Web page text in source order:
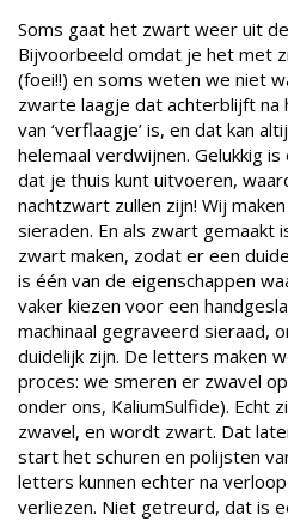
Soms gaat het zwart weer uit
Bijvoorbeeld omdat je het met
(foei!!) en soms weten we niet
zwarte laagje dat achterblijft
van ‘verflaagje’ is, en dat kan
helemaal verdwijnen. Gelukkig
dat je thuis kunt uitvoeren,
nachtzwart zullen zijn! Wij
sieraden. En als zwart gemaakt
zwart maken, zodat er een
is één van de eigenschappen
vaker kiezen voor een
machinaal gegraveerd sieraad,
duidelijk zijn. De letters maken
proces: we smeren er zwavel
onder ons, KaliumSulfide). Echt
zwavel, en wordt zwart. Dat
start het schuren en polijsten
letters kunnen echter na
verliezen. Niet getreurd, dat is